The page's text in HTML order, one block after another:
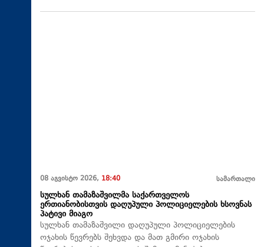
08 აგვისტო 2026, 18:40 სამართალი
სულხან თამაზაშვილმა საქართველოს
ერთიანობისთვის დაღუპული პოლიციელების ხსოვნას
პატივი მიაგო
სულხან თამაზაშვილი დაღუპული პოლიციელების
ოჯახის წევრებს შეხვდა და მათ გმირი ოჯახის